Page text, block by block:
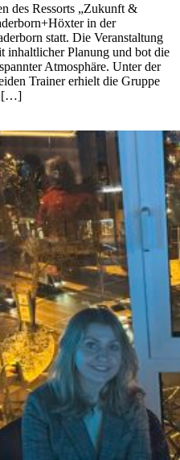
des Ressorts „Zukunft &
in der
statt. Die Veranstaltung
inhaltlicher Planung und bot die
Atmosphäre. Unter der
Trainer erhielt die Gruppe
[…]